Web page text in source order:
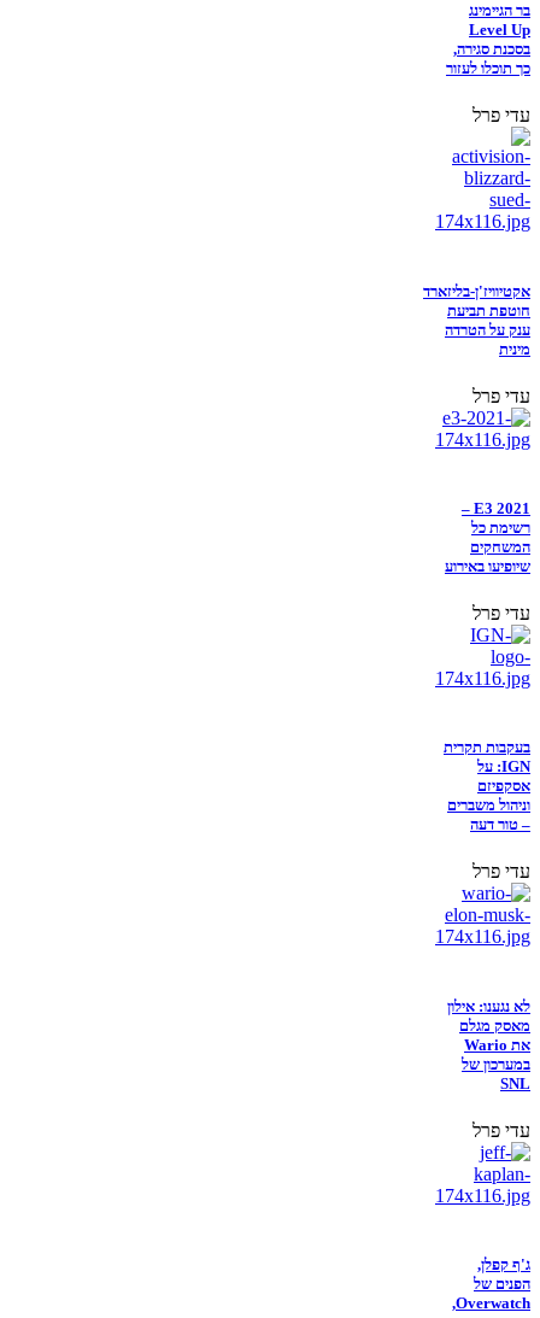
בר הגיימינג
Level Up
בסכנת סגירה,
כך תוכלו לעזור
עדי פרל
אקטיוויז'ן-בליזארד
חוטפת תביעת
ענק על הטרדה
מינית
עדי פרל
E3 2021 –
רשימת כל
המשחקים
שיופיעו באירוע
עדי פרל
בעקבות תקרית
IGN: על
אסקפיזם
וניהול משברים
– טור דעה
עדי פרל
לא נגענו: אילון
מאסק מגלם
את Wario
במערכון של
SNL
עדי פרל
ג'ף קפלן,
הפנים של
Overwatch,